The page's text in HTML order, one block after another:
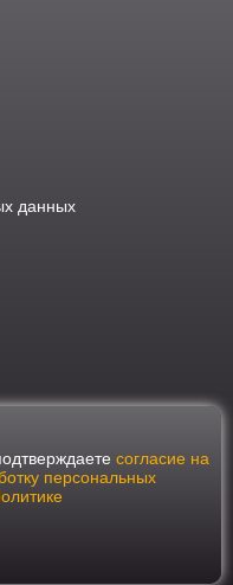
данных
с требованиями
№152-ФЗ "О персональных
возможно только при
персональных данных. Для
с пользователями мы
сайтом, вы
cookie.
согласие на
персональных